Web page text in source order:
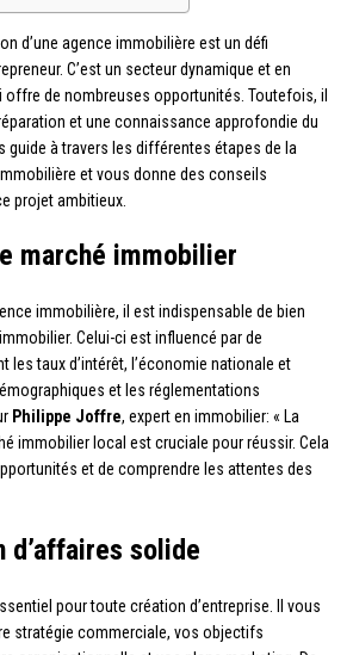
d’une agence immobilière est un défi
C’est un secteur dynamique et en
de nombreuses opportunités. Toutefois, il
et une connaissance approfondie du
guide à travers les différentes étapes de la
et vous donne des conseils
projet ambitieux.
marché immobilier
immobilière, il est indispensable de bien
Celui-ci est influencé par de
les taux d’intérêt, l’économie nationale et
et les réglementations
Philippe Joffre, expert en immobilier: « La
immobilier local est cruciale pour réussir. Cela
et de comprendre les attentes des
d’affaires solide
pour toute création d’entreprise. Il vous
stratégie commerciale, vos objectifs